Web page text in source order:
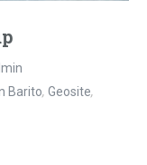
Barito, Geosite,